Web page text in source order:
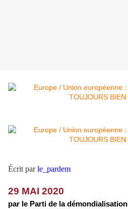
Écrit parle_pardem
29 MAI 2020
par le Parti de la démondialisation